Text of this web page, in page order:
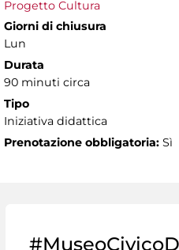
Progetto Cultura
Giorni di chiusura
Lun
Durata
90 minuti circa
Tipo
Iniziativa didattica
Prenotazione obbligatoria: Sì